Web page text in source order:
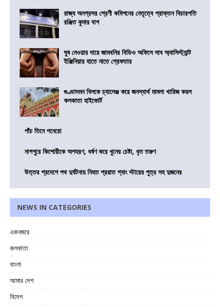
রাজ্য অনগ্রসর শ্রেণী কমিশনের নেতৃত্বে প্রাক্তন বিচারপতি
রঞ্জিত কুমার বাগ
ঘুষ নেওয়ার দায়ে জামবনির বিডিও অফিসে সাব অ্যাসিস্ট্যান্ট
ইঞ্জিনিয়ার হাতে নাতে গ্রেফতার
গুণ্ডাদমন বিলকে চ্যালেঞ্জ করে জনস্বার্থ মামলা খারিজ করল
কলকাতা হাইকোর্ট
পাঁচ তিনে পনেরো
নাগপুরে কিশোরীকে অপহরণ, ধর্ষণ করে খুনের চেষ্টা, ধৃত তরুণ
উত্তর প্রদেশে পথ দুর্ঘটনায় নিহত প্রয়াত গ্যাং স্টারের পুত্র সহ দুজনের
NEWS IN CATEGORIES
একনজরে
কলকাতা
বাংলা
আমার দেশ
বিদেশ